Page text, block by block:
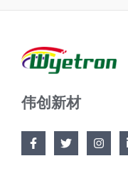
伟创新材